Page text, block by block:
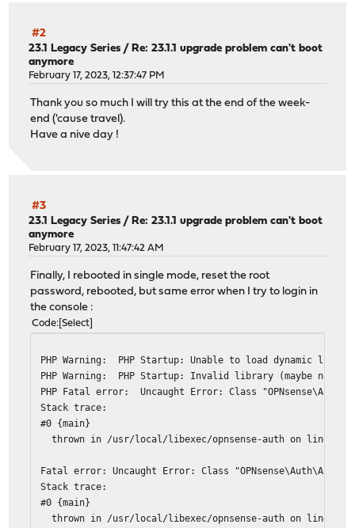
#2
23.1 Legacy Series /Re: 23.1.1 upgrade problem can't boot
anymore
February 17, 2023, 12:37:47 PM
Thank you so much I will try this at the end of the week-
end ('cause travel).
Have a nive day !
#3
23.1 Legacy Series /Re: 23.1.1 upgrade problem can't boot
anymore
February 17, 2023, 11:47:42 AM
Finally, I rebooted in single mode, reset the root
password, rebooted, but same error when I try to login in
the console :
Code Select
PHP Warning: PHP Startup: Unable to load dynamic
PHP Warning: PHP Startup: Invalid library (maybe not
PHP Fatal error: Uncaught Error: Class
Stack trace:
#0 {main}
thrown in /usr/local/libexec/opnsense-auth on line 62
Fatal error: Uncaught Error: Class
Stack trace:
#0 {main}
thrown in /usr/local/libexec/opnsense-auth on line 62